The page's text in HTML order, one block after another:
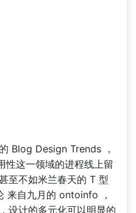
Blog Design Trends ，
性这一领域的进程线上留
至不如米兰春天的 T 型
来自九月的 ontoinfo ，
设计的多元化可以明显的